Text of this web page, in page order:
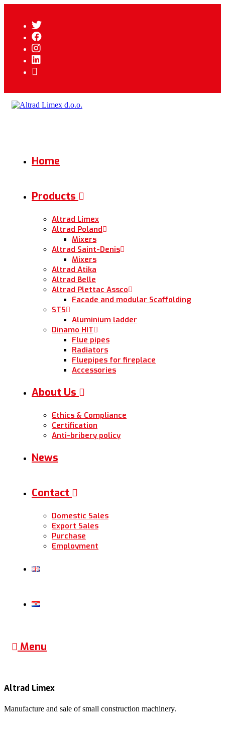
Home
Products
Altrad Limex
Altrad Poland
Mixers
Altrad Saint-Denis
Mixers
Altrad Atika
Altrad Belle
Altrad Plettac Assco
Facade and modular Scaffolding
STS
Aluminium ladder
Dinamo HIT
Flue pipes
Radiators
Fluepipes for fireplace
Accessories
About Us
Ethics & Compliance
Certification
Anti-bribery policy
News
Contact
Domestic Sales
Export Sales
Purchase
Employment
Menu
Altrad Limex
Manufacture and sale of small construction machinery.